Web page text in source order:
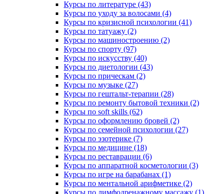
Курсы по литературе (43)
Курсы по уходу за волосами (4)
Курсы по кризисной психологии (41)
Курсы по татуажу (2)
Курсы по машиностроению (2)
Курсы по спорту (97)
Курсы по искусству (40)
Курсы по диетологии (43)
Курсы по прическам (2)
Курсы по музыке (27)
Курсы по гештальт-терапии (28)
Курсы по ремонту бытовой техники (2)
Курсы по soft skills (62)
Курсы по оформлению бровей (2)
Курсы по семейной психологии (27)
Курсы по эзотерике (7)
Курсы по медицине (18)
Курсы по реставрации (6)
Курсы по аппаратной косметологии (3)
Курсы по игре на барабанах (1)
Курсы по ментальной арифметике (2)